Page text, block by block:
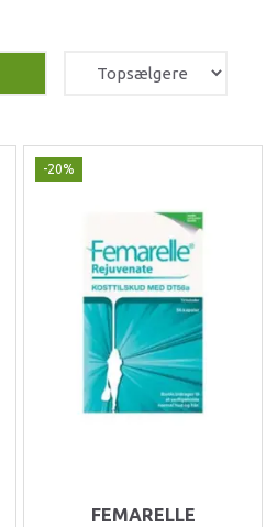
-20%
FEMARELLE